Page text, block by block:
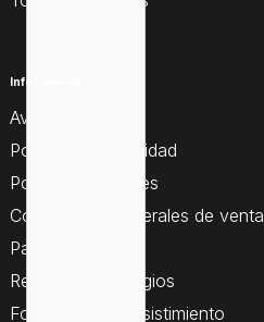
Información
Aviso legal
Política de privacidad
Política de cookies
Condiciones generales de venta
Pago seguro
Resolución de litigios
Formulario de desistimiento